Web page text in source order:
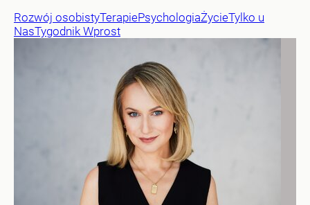
Rozwój osobistyTerapiePsychologiaŻycieTylko u
NasTygodnik Wprost